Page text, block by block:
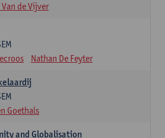
de Vijver
Nathan De Feyter
Goethals
and Globalisation